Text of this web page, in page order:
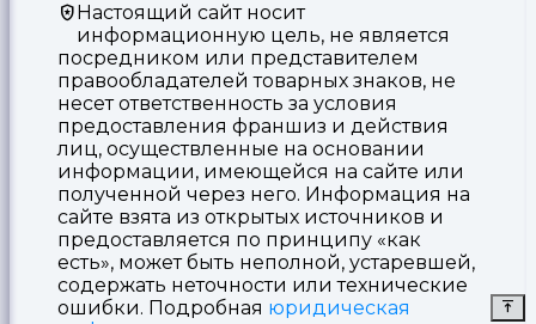
Настоящий сайт носит
информационную цель, не является
посредником или представителем
правообладателей товарных знаков, не
несет ответственность за условия
предоставления франшиз и действия
лиц, осуществленные на основании
информации, имеющейся на сайте или
полученной через него. Информация на
сайте взята из открытых источников и
предоставляется по принципу «как
есть», может быть неполной, устаревшей,
содержать неточности или технические
ошибки. Подробная юридическая